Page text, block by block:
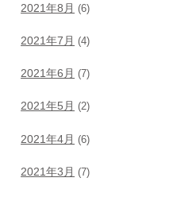
2021年8月 (6)
2021年7月 (4)
2021年6月 (7)
2021年5月 (2)
2021年4月 (6)
2021年3月 (7)